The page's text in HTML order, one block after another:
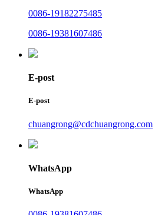
0086-19182275485
0086-19381607486
E-post
E-post
chuangrong@cdchuangrong.com
WhatsApp
WhatsApp